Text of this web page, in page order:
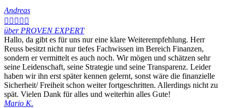
Andreas
    
über PROVEN EXPERT
Hallo, da gibt es für uns nur eine klare Weiterempfehlung. Herr
Reuss besitzt nicht nur tiefes Fachwissen im Bereich Finanzen,
sondern er vermittelt es auch noch. Wir mögen und schätzen sehr
seine Leidenschaft, seine Strategie und seine Transparenz. Leider
haben wir ihn erst später kennen gelernt, sonst wäre die finanzielle
Sicherheit/ Freiheit schon weiter fortgeschritten. Allerdings nicht zu
spät. Vielen Dank für alles und weiterhin alles Gute!
Mario K.